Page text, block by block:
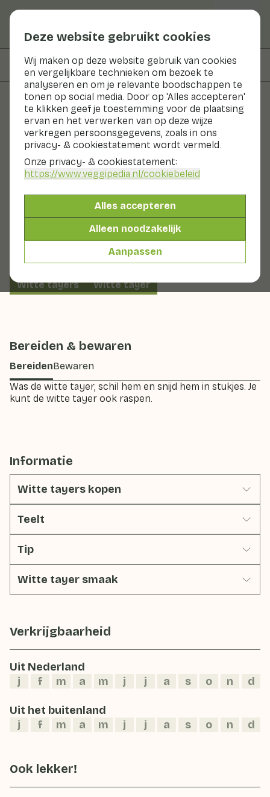
Deze website gebruikt cookies
Wij maken op deze website gebruik van cookies
en vergelijkbare technieken om bezoek te
analyseren en om je relevante boodschappen te
tonen op social media. Door op 'Alles accepteren'
te klikken geef je toestemming voor de plaatsing
ervan en het verwerken van op deze wijze
verkregen persoonsgegevens, zoals in ons
privacy- & cookiestatement wordt vermeld.
Onze privacy- & cookiestatement:
https://www.veggipedia.nl/cookiebeleid
Alles accepteren
Alleen noodzakelijk
Aanpassen
Op deze pagina Bereiden & bewaren
Groenten en fruit
Witte Tayer
Groenten Koelkast
worden. Ze hebben een donkerbruine, harde
buitenkant. Het vruchtvlees is wit of lila van kleur.
Tayers worden in de Surinaamse keuken gebruikt in het
populaire gerecht pom. De knollen zijn net als
aardappelen rijk aan zetmeel, maar bevatten relatief
weinig eiwitten en vitamines.
Witte tayers
Witte tayer
Bereiden & bewaren
BereidenBewaren
Was de witte tayer, schil hem en snijd hem in stukjes. Je
kunt de witte tayer ook raspen.
Informatie
Witte tayers kopen
Teelt
Tip
Witte tayer smaak
Verkrijgbaarheid
Uit Nederland
j
f m a m j j a s o n d
Uit het buitenland
j
f m a m j j a s o n d
Ook lekker!